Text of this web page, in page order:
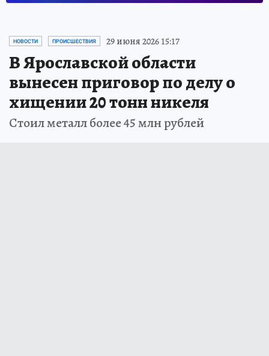
НОВОСТИ ПРОИСШЕСТВИЯ 29 июня 2026 15:17
В Ярославской области
вынесен приговор по делу о
хищении 20 тонн никеля
Стоил металл более 45 млн рублей